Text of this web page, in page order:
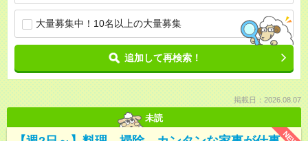
大量募集中！10名以上の大量募集
追加して再検索！
掲載日：2026.08.07
未読